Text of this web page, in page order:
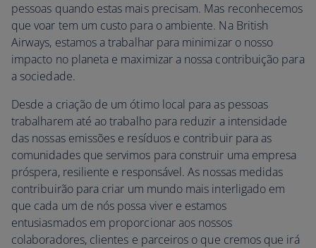
pessoas quando estas mais precisam. Mas reconhecemos
que voar tem um custo para o ambiente. Na British
Airways, estamos a trabalhar para minimizar o nosso
impacto no planeta e maximizar a nossa contribuição para
a sociedade.
Desde a criação de um ótimo local para as pessoas
trabalharem até ao trabalho para reduzir a intensidade
das nossas emissões e resíduos e contribuir para as
comunidades que servimos para construir uma empresa
próspera, resiliente e responsável. As nossas medidas
contribuirão para criar um mundo mais interligado em
que cada um de nós possa viver e estamos
entusiasmados em proporcionar aos nossos
colaboradores, clientes e parceiros o que cremos que irá